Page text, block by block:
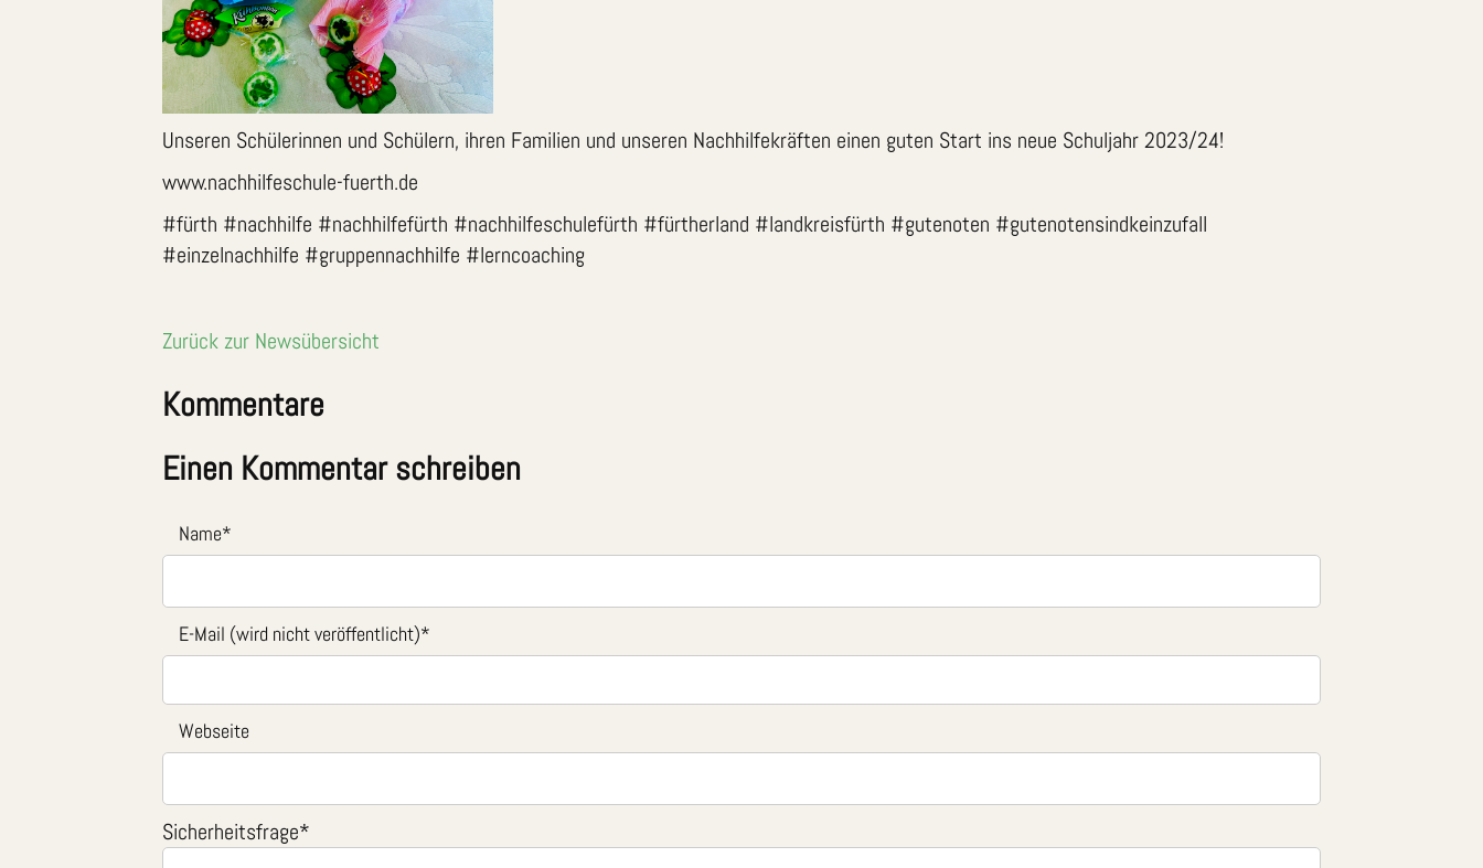
Unseren Schülerinnen und Schülern, ihren Familien und unseren Nachhilfekräften einen guten Start ins neue Schuljahr 2023/24!
www.nachhilfeschule-fuerth.de
#fürth #nachhilfe #nachhilfefürth #nachhilfeschulefürth #fürtherland #landkreisfürth #gutenoten #gutenotensindkeinzufall
#einzelnachhilfe #gruppennachhilfe #lerncoaching
Zurück zur Newsübersicht
Kommentare
Einen Kommentar schreiben
Name*
E-Mail (wird nicht veröffentlicht)*
Webseite
Sicherheitsfrage*